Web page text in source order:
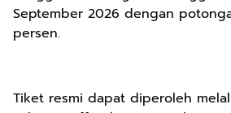
September 2026 dengan
persen.
Tiket resmi dapat diperoleh